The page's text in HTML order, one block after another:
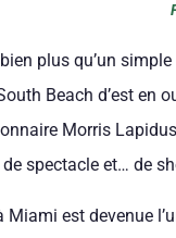
plus qu’un
Beach d’est en
Morris
spectacle et… de
Miami est devenue